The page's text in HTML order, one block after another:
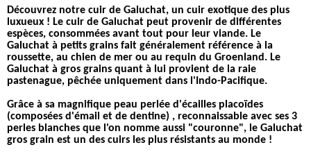
Découvrez notre cuir de Galuchat, un cuir exotique des plus
luxueux ! Le cuir de Galuchat peut provenir de différentes
espèces, consommées avant tout pour leur viande. Le
Galuchat à petits grains fait généralement référence à la
roussette, au chien de mer ou au requin du Groenland. Le
Galuchat à gros grains quant à lui provient de la raie
pastenague, pêchée uniquement dans l'Indo-Pacifique.
Grâce à sa magnifique peau perlée d'écailles placoïdes
(composées d'émail et de dentine) , reconnaissable avec ses 3
perles blanches que l'on nomme aussi "couronne", le Galuchat
gros grain est un des cuirs les plus résistants au monde !